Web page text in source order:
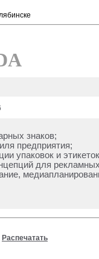
знаков;
предприятия;
упаковок и
для
Распечатать